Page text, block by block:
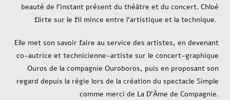
beauté de l’instant présent du théâtre et du concert. Chloé
flirte sur le fil mince entre l’artistique et la technique.
Elle met son savoir faire au service des artistes, en devenant
co-autrice et technicienne-artiste sur le concert-graphique
Ouros de la compagnie Ouroboros, puis en proposant son
regard depuis la régie lors de la création du spectacle Simple
comme merci de La D’Âme de Compagnie.